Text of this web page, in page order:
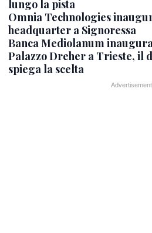
lungo la pista
Omnia Technologies
headquarter a Signoressa
Banca Mediolanum
Palazzo Dreher a Trieste, il
spiega la scelta